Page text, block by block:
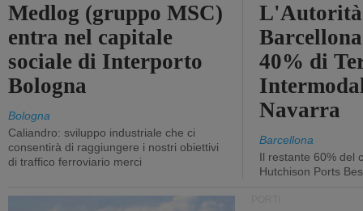
Medlog (gruppo MSC)
entra nel capitale
sociale di Interporto
Bologna
Bologna
Caliandro: sviluppo industriale che ci
consentirà di raggiungere i nostri obiettivi
di traffico ferroviario merci
40% di
Navarra
Barcellona
Il restante 60% del
Hutchison Ports